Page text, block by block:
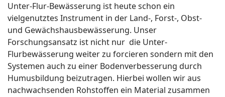
Unter-Flur-Bewässerung ist heute schon ein
vielgenutztes Instrument in der Land-, Forst-, Obst-
und Gewächshausbewässerung. Unser
Forschungsansatz ist nicht nur die Unter-
Flurbewässerung weiter zu forcieren sondern mit den
Systemen auch zu einer Bodenverbesserung durch
Humusbildung beizutragen. Hierbei wollen wir aus
nachwachsenden Rohstoffen ein Material zusammen